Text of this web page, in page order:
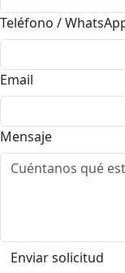
Teléfono /
Email
Mensaje
Enviar solicitud